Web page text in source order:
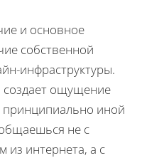
и основное
собственной
инфраструктуры.
создает ощущение
принципиально иной
не с
из интернета, а с